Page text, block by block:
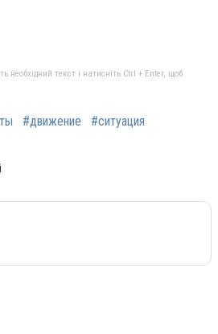
необхідний текст і натисніть Ctrl + Enter, щоб
#движение #ситуация